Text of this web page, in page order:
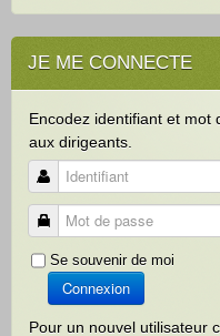
JE ME CONNECTE
Encodez identifiant et mot
aux dirigeants.
Identifiant
Mot de passe
Se souvenir de moi
Connexion
Pour un nouvel utilisateur